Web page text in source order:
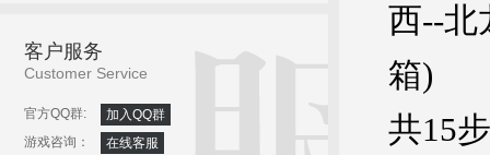
客户服务
Customer Service
官方QQ群:
加入QQ群
游戏咨询：
在线客服
西--北
箱)
共15